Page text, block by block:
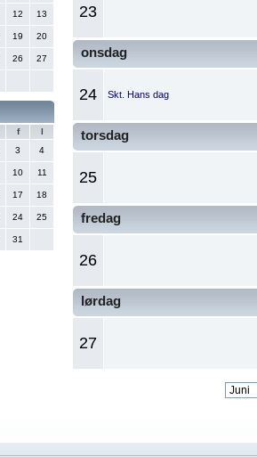
12 13
19 20
26 27
f
l
3 4
10 11
17 18
24 25
31
23
onsdag
24 Skt. Hans dag
torsdag
25
fredag
26
lørdag
27